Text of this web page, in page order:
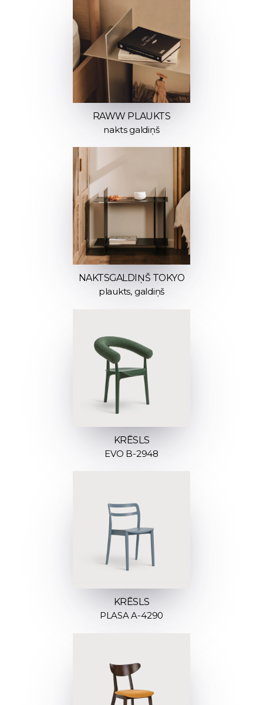
RAWW PLAUKTS
nakts galdiņš
NAKTSGALDIŅŠ TOKYO
plaukts, galdiņš
KRĒSLS
EVO B-2948
KRĒSLS
PLASA A-4290